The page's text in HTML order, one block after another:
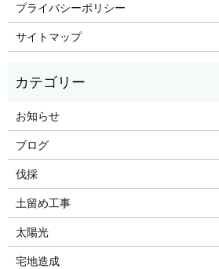
プライバシーポリシー
サイトマップ
お知らせ
ブログ
伐採
土留め工事
太陽光
宅地造成